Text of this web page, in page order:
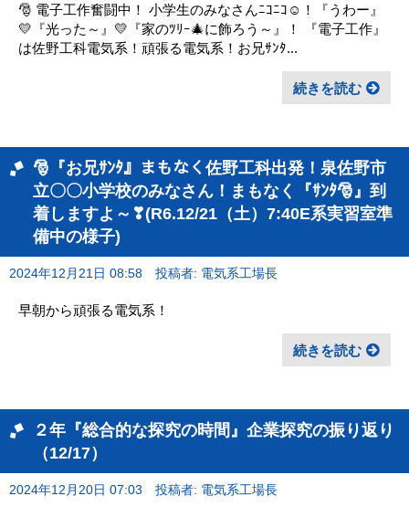
🎅 電子工作奮闘中！ 小学生のみなさんﾆｺﾆｺ☺！『うわー』
💛『光った～』💛『家のﾂﾘｰ🎄に飾ろう～』！ 『電子工作』
は佐野工科電気系！頑張る電気系！お兄ｻﾝﾀ...
続きを読む
🎅『お兄ｻﾝﾀ』まもなく佐野工科出発！泉佐野市
立〇〇小学校のみなさん！まもなく『ｻﾝﾀ🎅』到
着しますよ～❣(R6.12/21（土）7:40E系実習室準
備中の様子)
2024年12月21日 08:58 投稿者: 電気系工場長
早朝から頑張る電気系！
続きを読む
２年『総合的な探究の時間』企業探究の振り返り
（12/17）
2024年12月20日 07:03 投稿者: 電気系工場長